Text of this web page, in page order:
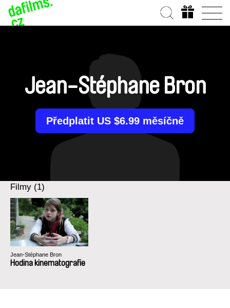
Jean-Stéphane Bron
Předplatit US $6.99 měsíčně
Filmy (1)
Jean-Stéphane Bron
Hodina kinematografie